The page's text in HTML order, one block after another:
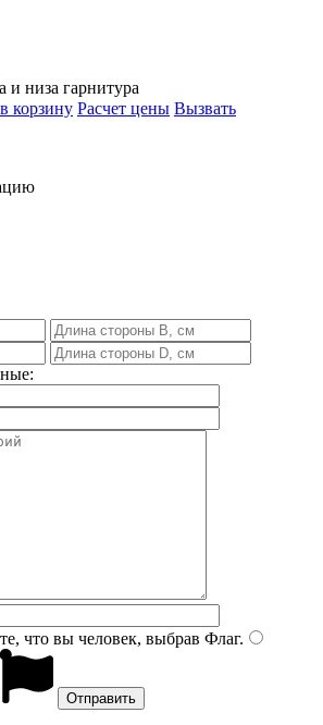
и низа гарнитура
корзину Расчет цены Вызвать
что вы человек, выбрав Флаг.